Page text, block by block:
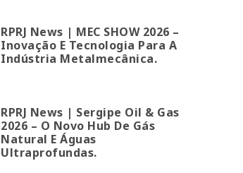
RPRJ News | MEC SHOW 2026 –
Inovação E Tecnologia Para A
Indústria Metalmecânica.
RPRJ News | Sergipe Oil & Gas
2026 – O Novo Hub De Gás
Natural E Águas
Ultraprofundas.